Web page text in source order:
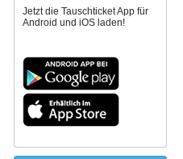
Jetzt die Tauschticket App für
Android und iOS laden!